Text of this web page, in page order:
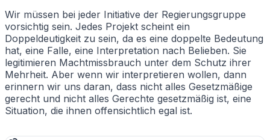
Wir müssen bei jeder Initiative der Regierungsgruppe
vorsichtig sein. Jedes Projekt scheint ein
Doppeldeutigkeit zu sein, da es eine doppelte Bedeutung
hat, eine Falle, eine Interpretation nach Belieben. Sie
legitimieren Machtmissbrauch unter dem Schutz ihrer
Mehrheit. Aber wenn wir interpretieren wollen, dann
erinnern wir uns daran, dass nicht alles Gesetzmäßige
gerecht und nicht alles Gerechte gesetzmäßig ist, eine
Situation, die ihnen offensichtlich egal ist.